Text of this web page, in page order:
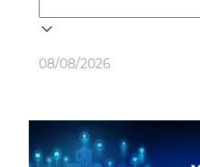
08/08/2026